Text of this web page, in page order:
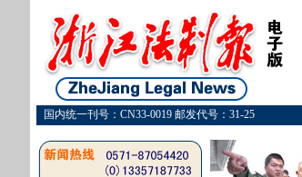
国内统一刊号：CN33-0019 邮发代号：31-25